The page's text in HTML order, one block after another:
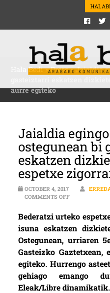
Hala Bedi>Press>Jaialdia
aurre egiteko
Jaialdia
ostegunean bi
eskatzen
espetxe
OCTOBER 4, 2017
COMMENTS OFFON JAIALDIA
Bederatzi urteko
isuna eskatzen
Ostegunean, urriaren
Gasteizko Gaztetxean,
egiteko. Hurrengo
gehiago emango
Eleak/Libre dinamikatik.